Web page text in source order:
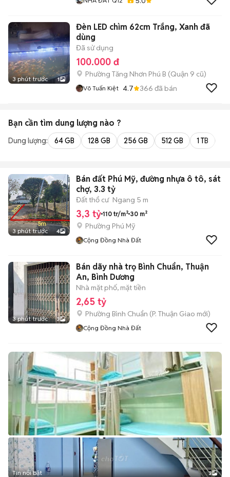
3 phút trước 1
Đèn LED chìm 62cm Trắng, Xanh đã
dùng
Đã sử dụng
100.000 đ
Phường Tăng Nhơn Phú B (Quận 9 cũ)
Võ Tuấn Kiệt 4.7 366 đã bán
Bạn cần tìm dung lượng nào ?
Dung lượng: 64 GB 128 GB 256 GB 512 GB 1 TB
3 phút trước 4
Bán đất Phú Mỹ, đường nhựa ô tô, sát
chợ, 3.3 tỷ
Đất thổ cư Ngang 5 m
3,3 tỷ 110 tr/m² 30 m²
Phường Phú Mỹ
Cộng Đồng Nhà Đất
3 phút trước 3
Bán dãy nhà trọ Bình Chuẩn, Thuận
An, Bình Dương
Nhà mặt phố, mặt tiền
2,65 tỷ
Phường Bình Chuẩn (P. Thuận Giao mới)
Cộng Đồng Nhà Đất
Tin nổi bật 3